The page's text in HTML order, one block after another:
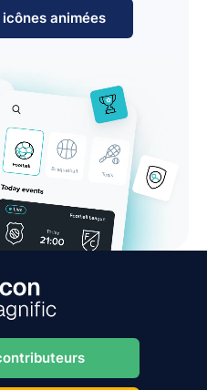
animées